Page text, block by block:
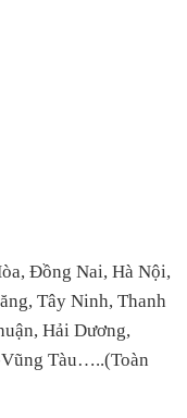
Đồng Nai, Hà Nội,
Tây Ninh, Thanh
Hải Dương,
Tàu…..(Toàn